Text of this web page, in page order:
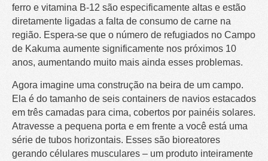
ferro e vitamina B-12 são especificamente altas e estão
diretamente ligadas a falta de consumo de carne na
região. Espera-se que o número de refugiados no Campo
de Kakuma aumente significamente nos próximos 10
anos, aumentando muito mais ainda esses problemas.
Agora imagine uma construção na beira de um campo.
Ela é do tamanho de seis containers de navios estacados
em três camadas para cima, cobertos por painéis solares.
Atravesse a pequena porta e em frente a você está uma
série de tubos horizontais. Esses são bioreatores
gerando célulares musculares – um produto inteiramente